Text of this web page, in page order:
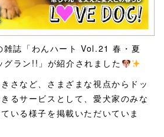
誌「わんハート Vol.21 春・夏
ラン!!」が紹介されました
さなど、さまざまな視点からドッ
るサービスとして、愛犬家のみな
いる様子を掲載いただいていま